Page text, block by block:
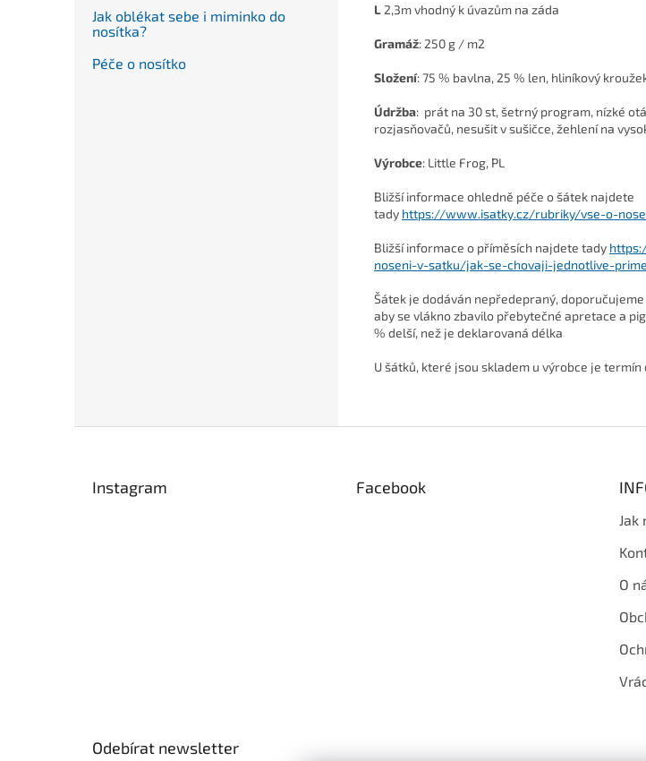
Jak oblékat sebe i miminko do
nosítka?
Péče o nosítko
L 2,3m vhodný k úvazům na záda
Gramáž: 250 g / m2
Složení:75 % bavlna, 25 % len, hliníkový
Údržba: prát na 30 st, šetrný program, nízké
rozjasňovačů, nesušit v sušičce, žehlení na
Výrobce: Little Frog, PL
Bližší informace ohledně péče o šátek najdete
tady https://www.isatky.cz/rubriky/vse-o-
Bližší informace o příměsích najdete tady
noseni-v-satku/jak-se-chovaji-jednotlive-
Šátek je dodáván nepředepraný,
aby se vlákno zbavilo přebytečné apretace a
% delší, než je deklarovaná délka
U šátků, které jsou skladem u výrobce je termín
Instagram Facebook
Jak
O
Odebírat newsletter